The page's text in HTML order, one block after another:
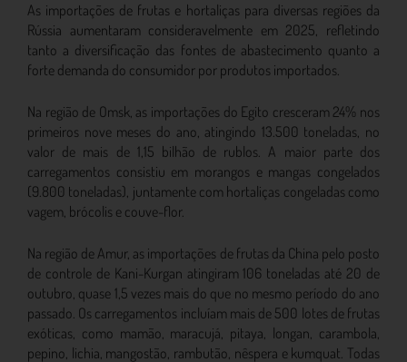
As importações de frutas e hortaliças para diversas regiões da
Rússia aumentaram consideravelmente em 2025, refletindo
tanto a diversificação das fontes de abastecimento quanto a
forte demanda do consumidor por produtos importados.
Na região de Omsk, as importações do Egito cresceram 24% nos
primeiros nove meses do ano, atingindo 13.500 toneladas, no
valor de mais de 1,15 bilhão de rublos. A maior parte dos
carregamentos consistiu em morangos e mangas congelados
(9.800 toneladas), juntamente com hortaliças congeladas como
vagem, brócolis e couve-flor.
Na região de Amur, as importações de frutas da China pelo posto
de controle de Kani-Kurgan atingiram 106 toneladas até 20 de
outubro, quase 1,5 vezes mais do que no mesmo período do ano
passado. Os carregamentos incluíam mais de 500 lotes de frutas
exóticas, como mamão, maracujá, pitaya, longan, carambola,
pepino, lichia, mangostão, rambutão, nêspera e kumquat. Todas